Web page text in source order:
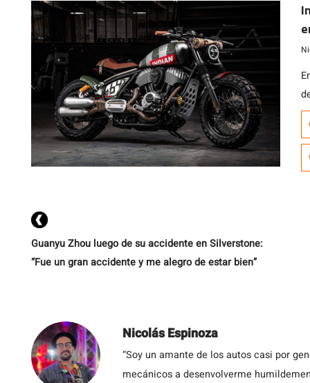
Guanyu Zhou luego de su accidente en Silverstone:
“Fue un gran accidente y me alegro de estar bien”
Nicolás Espinoza
“Soy un amante de los autos casi por
mecánicos a desenvolverme